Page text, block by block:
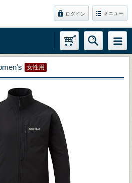
ログイン メニュー
女性用